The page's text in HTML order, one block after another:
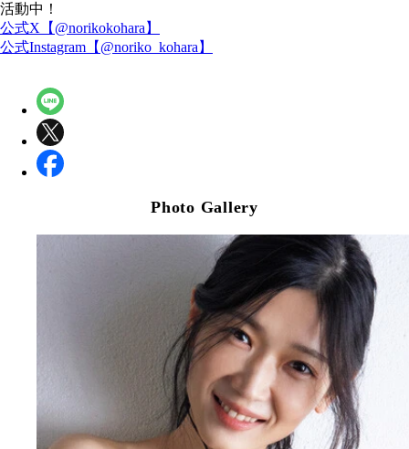
活動中！
公式X【@norikokohara】
公式Instagram【@noriko_kohara】
Photo Gallery